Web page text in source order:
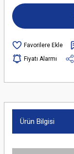
Fiyatı Alarmı
Ürün Bilgisi